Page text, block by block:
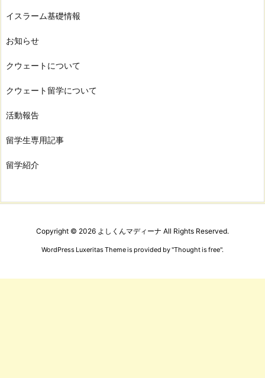
イスラーム基礎情報
お知らせ
クウェートについて
クウェート留学について
活動報告
留学生専用記事
留学紹介
Copyright © 2026 よしくんマディーナ All Rights Reserved.
WordPress Luxeritas Theme is provided by "Thought is free".